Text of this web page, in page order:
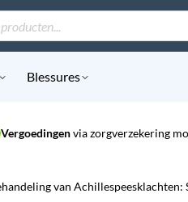
Blessures
Vergoedingenvia zorgverzekering
van Achillespeesklachten: